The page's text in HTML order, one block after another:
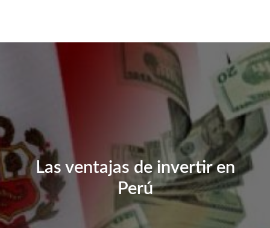
Las ventajas de invertir en
Perú